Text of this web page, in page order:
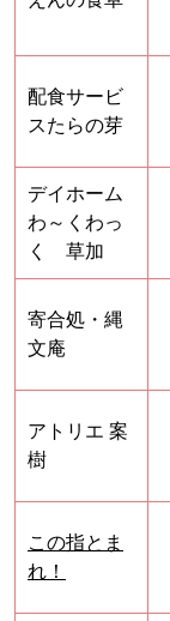
配食サービ
スたらの芽
デイホーム
わ～くわっ
く 草加
寄合処・縄
文庵
アトリエ 案
樹
この指とま
れ！